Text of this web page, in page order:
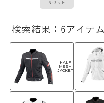
リセット
検索結果：6アイテム
HALF
MESH
JACKET